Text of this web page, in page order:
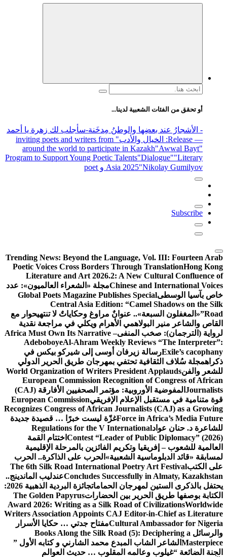
البحث
أو تحقق من الفئات الشعبية لدينا...
- الأشجارُ عند بعضِها والوطنُ مِدخَنة-سأجلب لك زهرة يا أحمد
— Release
: الخيال والأدب
" inviting poets and writers from
around the world to participate in Kazakh"Awwal Bayt"
Program to Support Young Poetic Talents"Dialogue""Literary
Asia 2025"Nikolay Gumilyov و poet
Subscribe
Trending News: Beyond the Language, Vol. III: Fourteen Arab
Poetic Voices Cross Borders Through TranslationHong Kong
Literature and Art 2026.2: A New Cultural Confluence of
Chinese and International Voicesمجلة «الشعراء العالميون»: عدد
خاص بآسيا الوسطىGlobal Poets Magazine Publishes Special
Central Asia Edition: “Camel Shadows on the Silk
Road” «المغفلون السبعة».. عنوانٌ مراوغ وحكاياتٌ لا تنتهيحوار مع
القاص والشاعر منير البولاهمي الأهرام ويكلي في مراجعة نقدية
لرواية (الترجمان): صخب المنفىAfrica Must Own Its Narrative –
AdeboboyeAl-Ahram Weekly Reviews “The Interpreter”:
Exile’s cacophanyرسالة زيرفان أوسى إلى شيركو بيكس في
ذكراهمجلة سُلاف الثقافية تحتفي بمهرجان طريق الحرير الدولي
للشعر والفنWorld Organization of Writers President Applauds
European Commission Recognition of Congress of African
Journalists
المفوضية الأوروبية: مؤتمر الصحفيين الأفارقة (CAJ)
قوة متنامية في مستقبل الإعلام الإفريقيEuropean Commission
Recognizes Congress of African Journalists (CAJ) as a Growing
Force in Africa’s Media Futureغزّة ليست خبرًا … قصيدة جديدة
للشاعرة د. حنان عوادRegulations for the V International
Contest “Leader of Public Diplomacy” (2026) اختتام القمة
العالمية للشعوب – إفريقيا وتكريم الفائزين بالمرحلة الإقليمية
لمسابقة «قائد الدبلوماسية الشعبية» الحرب على الذاكرة.. الحرب
على الكتبThe 6th Silk Road International Poetry Art Festival
Concludes Successfully in Almaty, Kazakhstanعندليب الماندينج..
يحتفل بالذكرى الستين لمهرجان الحمامات
جائزة البردية الذهبية 2026:
الكتابة بوصفها طريق الحرير بين الحضاراتThe Golden Papyrus
Award 2026: Writing as a Silk Road of CivilizationsWorldwide
Writers Association Appoints CAJ Editor-in-Chief as Literature
Cultural Ambassador for Nigeriaمفتاح جدتي … حكايا الأسرار
والرسائل Books Along the Silk Road (5): Deciphering a
Masterpiece الشاعر الشاب المبدع محمد الشارني و كتابه الأول ”
الجنة الضائعة “غيلوب وعالمه المقلوب … حديث العوالم